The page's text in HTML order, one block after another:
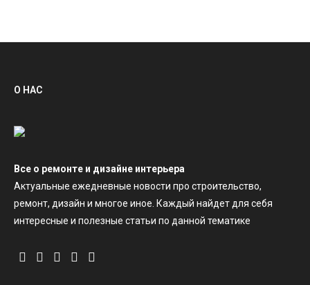
О НАС
Все о ремонте и дизайне интерьера
Актуальные ежедневные новости про строительство,
ремонт, дизайн и многое иное. Каждый найдет для себя
интересные и полезные статьи по данной тематике